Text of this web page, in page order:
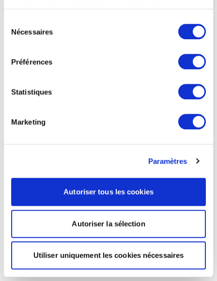
Nécessaires
Préférences
Statistiques
Marketing
Paramètres
Autoriser tous les cookies
Autoriser la sélection
Utiliser uniquement les cookies nécessaires